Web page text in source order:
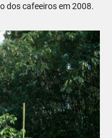
dos cafeeiros em 2008.